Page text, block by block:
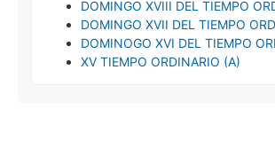
DOMINGO XVIII DEL TIEMPO
DOMINGO XVII DEL TIEMPO
DOMINOGO XVI DEL TIEMPO
XV TIEMPO ORDINARIO (A)